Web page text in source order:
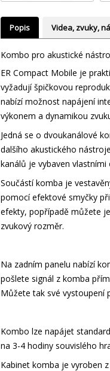
Popis Videa, zvuky,
Kombo pro akustické
ER Compact Mobile je
vyžadují špičkovou
nabízí možnost napájení
výkonem a dynamikou
Jedná se o dvoukanálové
dalšího akustického
kanálů je vybaven
Součástí komba je
pomocí efektové smyčky
efekty, popřípadě můžete
zvukový rozměr.
Na zadním panelu nabízí
pošlete signál z komba
Můžete tak své vystoupení
Kombo lze napájet
na 3-4 hodiny souvislého
Kabinet komba je vyroben